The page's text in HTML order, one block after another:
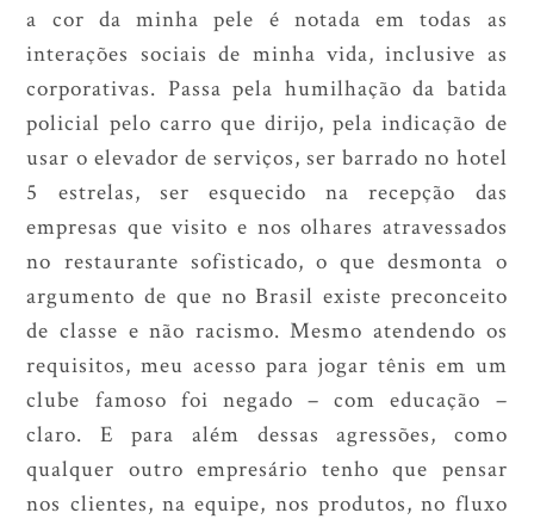
a cor da minha pele é notada em todas as
interações sociais de minha vida, inclusive as
corporativas. Passa pela humilhação da batida
policial pelo carro que dirijo, pela indicação de
usar o elevador de serviços, ser barrado no hotel
5 estrelas, ser esquecido na recepção das
empresas que visito e nos olhares atravessados
no restaurante sofisticado, o que desmonta o
argumento de que no Brasil existe preconceito
de classe e não racismo. Mesmo atendendo os
requisitos, meu acesso para jogar tênis em um
clube famoso foi negado – com educação –
claro. E para além dessas agressões, como
qualquer outro empresário tenho que pensar
nos clientes, na equipe, nos produtos, no fluxo